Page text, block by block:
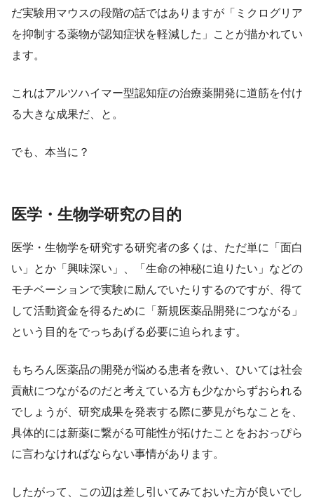
だ実験用マウスの段階の話ではありますが「ミクログリア
を抑制する薬物が認知症状を軽減した」ことが描かれてい
ます。
これはアルツハイマー型認知症の治療薬開発に道筋を付け
る大きな成果だ、と。
でも、本当に？
医学・生物学研究の目的
医学・生物学を研究する研究者の多くは、ただ単に「面白
い」とか「興味深い」、「生命の神秘に迫りたい」などの
モチベーションで実験に励んでいたりするのですが、得て
して活動資金を得るために「新規医薬品開発につながる」
という目的をでっちあげる必要に迫られます。
もちろん医薬品の開発が悩める患者を救い、ひいては社会
貢献につながるのだと考えている方も少なからずおられる
でしょうが、研究成果を発表する際に夢見がちなことを、
具体的には新薬に繋がる可能性が拓けたことをおおっぴら
に言わなければならない事情があります。
したがって、この辺は差し引いてみておいた方が良いでし